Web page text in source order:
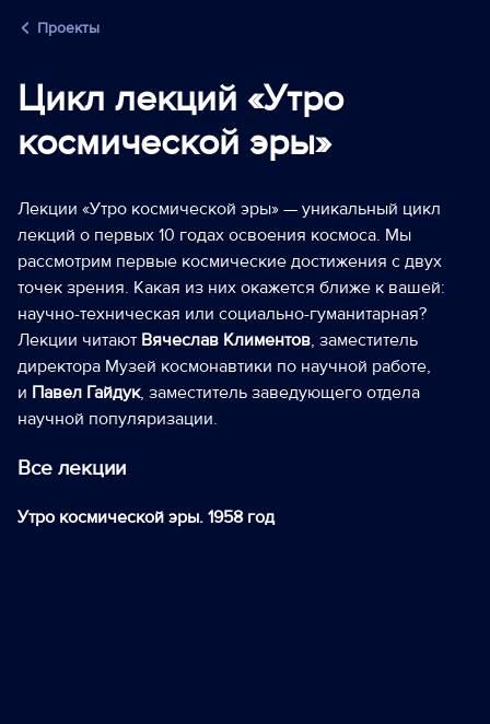
Проекты
Цикл лекций «Утро
космической эры»
Лекции «Утро космической эры» — уникальный цикл
лекций о первых 10 годах освоения космоса. Мы
рассмотрим первые космические достижения с двух
точек зрения. Какая из них окажется ближе к вашей:
научно-техническая или социально-гуманитарная?
Лекции читают Вячеслав Климентов, заместитель
директора Музей космонавтики по научной работе,
и Павел Гайдук, заместитель заведующего отдела
научной популяризации.
Все лекции
Утро космической эры. 1958 год